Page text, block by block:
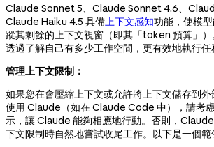
Claude Sonnet 5、Claude Sonnet 4.6、
Claude Haiku 4.5 具備上下文感知功能，使模
蹤其剩餘的上下文視窗（即其「token 預算」
透過了解自己有多少工作空間，更有效地執行任
管理上下文限制：
如果您在會壓縮上下文或允許將上下文儲存到
使用 Claude（如在 Claude Code 中），請考
示，讓 Claude 能夠相應地行動。否則，
下文限制時自然地嘗試收尾工作。以下是一個範